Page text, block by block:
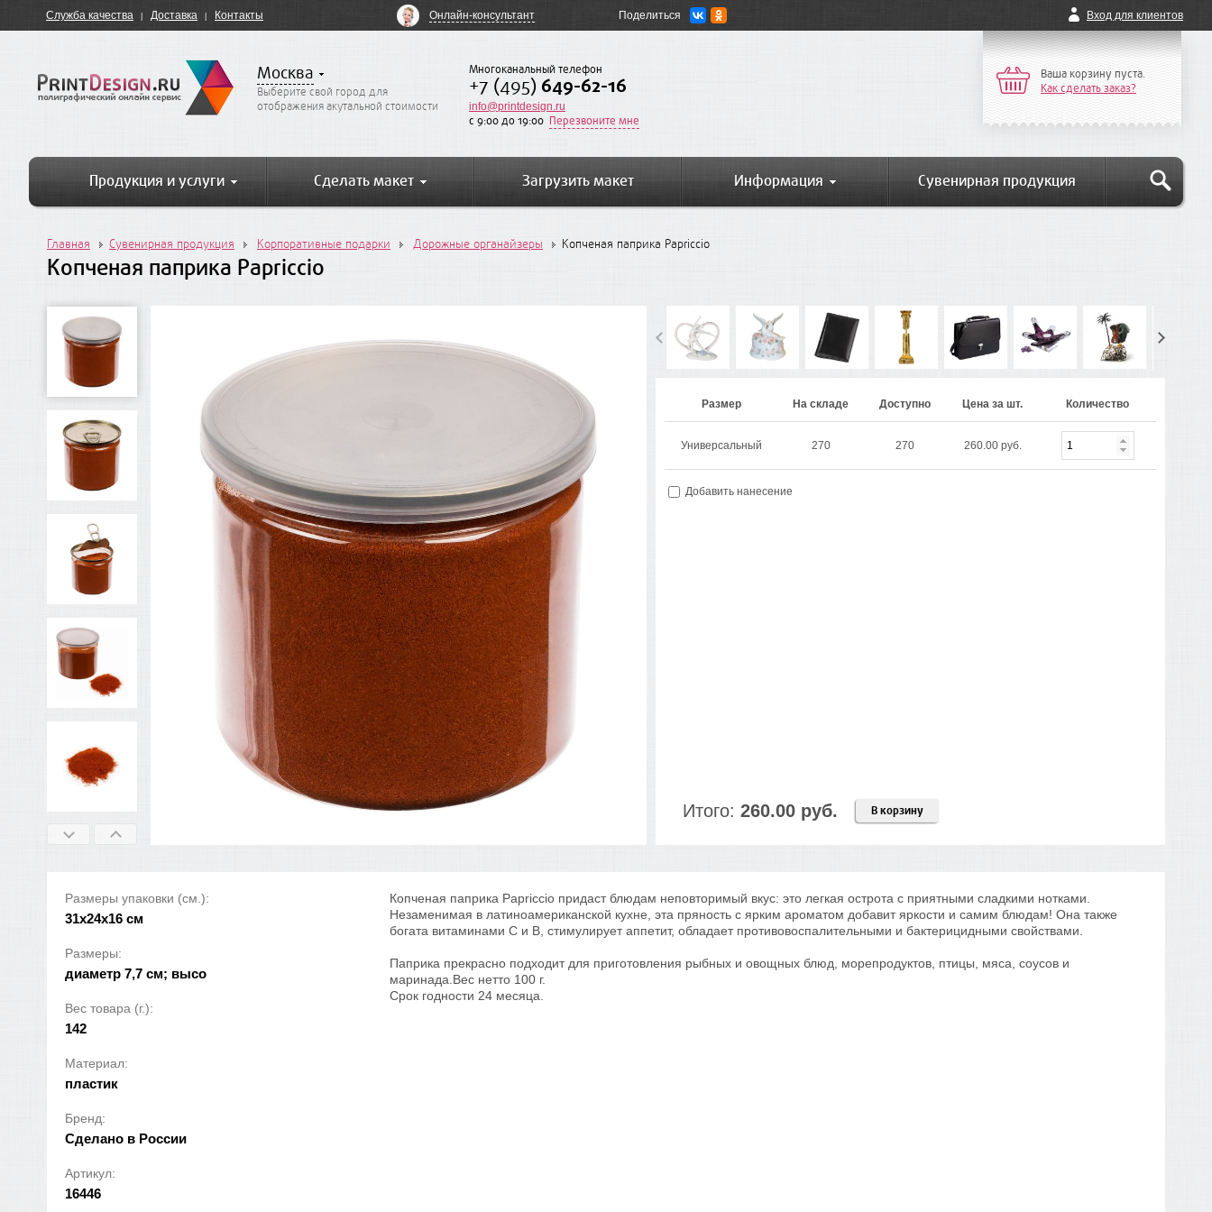
Служба качества Доставка Контакты Онлайн-консультант Поделиться Вход для клиентов
Москва
Выберите свой город для
отображения акутальной стоимости
Многоканальный телефон
+7 (495) 649-62-16
info@printdesign.ru
c 9:00 до 19:00 Перезвоните мне
Ваша корзину пуста.
Как сделать заказ?
Продукция и услуги Сделать макет Загрузить макет Информация Сувенирная продукция
Главная Сувенирная продукция Корпоративные подарки Дорожные органайзеры Копченая паприка Papriccio
Копченая паприка Papriccio
Размер На складе Доступно Цена за шт. Количество
Универсальный 270 270 260.00 руб.
Добавить нанесение
Итого: 260.00 руб. В корзину
Размеры упаковки (см.):
31x24x16 см
Размеры:
диаметр 7,7 см; высо
Вес товара (г.):
142
Материал:
пластик
Бренд:
Сделано в России
Артикул:
16446
Копченая паприка Papriccio придаст блюдам неповторимый вкус: это легкая острота с приятными сладкими нотками.
Незаменимая в латиноамериканской кухне, эта пряность с ярким ароматом добавит яркости и самим блюдам! Она также
богата витаминами С и В, стимулирует аппетит, обладает противовоспалительными и бактерицидными свойствами.
Паприка прекрасно подходит для приготовления рыбных и овощных блюд, морепродуктов, птицы, мяса, соусов и
маринада.Вес нетто 100 г.
Срок годности 24 месяца.